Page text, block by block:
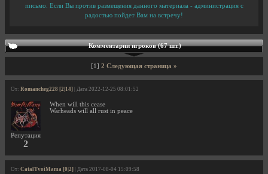
письмо. Если Вы против размещения данного материала - администрация с
радостью пойдет Вам на встречу!
Комментарии игроков (67 шт.)
[1] 2 Следующая страница »
От: Romancheg228 [2|14] | Дата 2022-12-25 08:01:52
Репутация
2
When will this cease
Warheads will all rust in peace
От: CatalTvoiMama [0|2] | Дата 2017-08-04 15:09:58